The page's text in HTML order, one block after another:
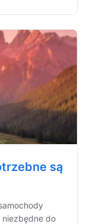
są
niezbędne do